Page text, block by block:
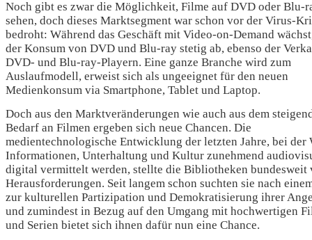
Noch gibt es zwar die Möglichkeit, Filme auf DVD oder Blu-
sehen, doch dieses Marktsegment war schon vor der Virus-
bedroht: Während das Geschäft mit Video-on-Demand
der Konsum von DVD und Blu-ray stetig ab, ebenso der
DVD- und Blu-ray-Playern. Eine ganze Branche wird zum
Auslaufmodell, erweist sich als ungeeignet für den neuen
Medienkonsum via Smartphone, Tablet und Laptop.
Doch aus den Marktveränderungen wie auch aus dem
Bedarf an Filmen ergeben sich neue Chancen. Die
medientechnologische Entwicklung der letzten Jahre, bei der
Informationen, Unterhaltung und Kultur zunehmend
digital vermittelt werden, stellte die Bibliotheken bundesweit
Herausforderungen. Seit langem schon suchten sie nach
zur kulturellen Partizipation und Demokratisierung ihrer
und zumindest in Bezug auf den Umgang mit hochwertigen
und Serien bietet sich ihnen dafür nun eine Chance.